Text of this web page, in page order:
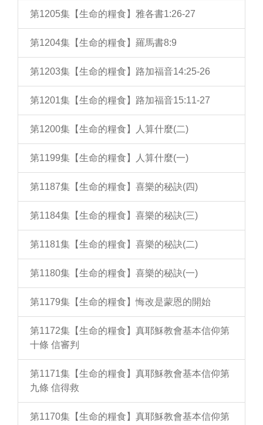
第1205集【生命的糧食】雅各書1:26-27
第1204集【生命的糧食】羅馬書8:9
第1203集【生命的糧食】路加福音14:25-26
第1201集【生命的糧食】路加福音15:11-27
第1200集【生命的糧食】人算什麼(二)
第1199集【生命的糧食】人算什麼(一)
第1187集【生命的糧食】喜樂的秘訣(四)
第1184集【生命的糧食】喜樂的秘訣(三)
第1181集【生命的糧食】喜樂的秘訣(二)
第1180集【生命的糧食】喜樂的秘訣(一)
第1179集【生命的糧食】悔改是蒙恩的開始
第1172集【生命的糧食】真耶穌教會基本信仰第
十條 信審判
第1171集【生命的糧食】真耶穌教會基本信仰第
九條 信得救
第1170集【生命的糧食】真耶穌教會基本信仰第